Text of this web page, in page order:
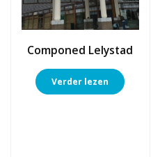
Componed Lelystad
Verder lezen